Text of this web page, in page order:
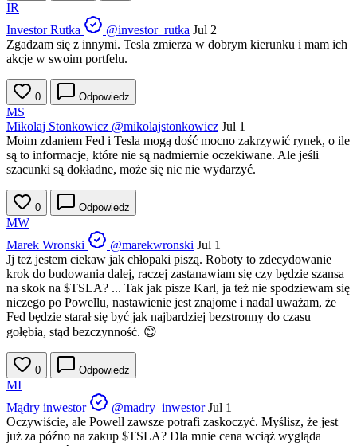
IR
Investor Rutka
@investor_rutka Jul 2
Zgadzam się z innymi. Tesla zmierza w dobrym kierunku i mam ich
akcje w swoim portfelu.
0 Odpowiedz
MS
Mikolaj Stonkowicz @mikolajstonkowicz Jul 1
Moim zdaniem Fed i Tesla mogą dość mocno zakrzywić rynek, o ile
są to informacje, które nie są nadmiernie oczekiwane. Ale jeśli
szacunki są dokładne, może się nic nie wydarzyć.
0 Odpowiedz
MW
Marek Wronski
@marekwronski Jul 1
Jj też jestem ciekaw jak chłopaki piszą. Roboty to zdecydowanie
krok do budowania dalej, raczej zastanawiam się czy będzie szansa
na skok na $TSLA? ... Tak jak pisze Karl, ja też nie spodziewam się
niczego po Powellu, nastawienie jest znajome i nadal uważam, że
Fed będzie starał się być jak najbardziej bezstronny do czasu
gołębia, stąd bezczynność. 😊
0 Odpowiedz
MI
Mądry inwestor
@madry_inwestor Jul 1
Oczywiście, ale Powell zawsze potrafi zaskoczyć. Myślisz, że jest
już za późno na zakup $TSLA? Dla mnie cena wciąż wygląda